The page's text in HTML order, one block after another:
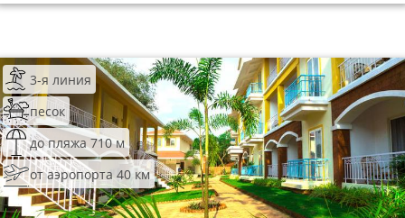
3-я линия
песок
до пляжа 710 м
от аэропорта 40 км